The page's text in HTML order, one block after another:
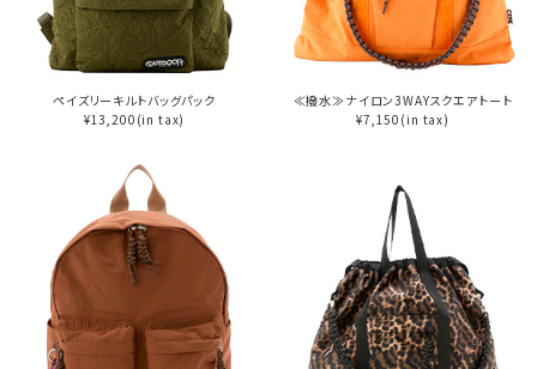
ペイズリーキルトバッグパック
¥13,200(in tax)
≪撥水≫ナイロン3WAYスクエアトート
¥7,150(in tax)